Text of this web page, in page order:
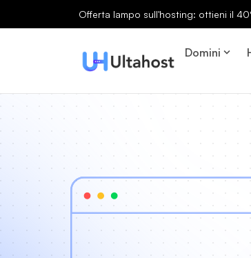
Offerta lampo sull'hosting: ottieni il
Domini